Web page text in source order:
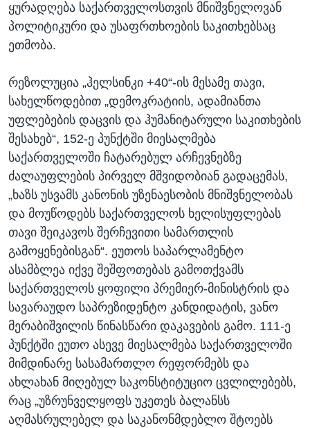
ყურადღება საქართველოსთვის მნიშვნელოვან
პოლიტიკური და უსაფრთხოების საკითხებსაც
ეთმობა.
რეზოლუცია „ჰელსინკი +40“-ის მესამე თავი,
სახელწოდებით „დემოკრატიის, ადამიანთა
უფლებების დაცვის და ჰუმანიტარული საკითხების
შესახებ“, 152-ე პუნქტში მიესალმება
საქართველოში ჩატარებულ არჩევნებზე
ძალაუფლების პირველ მშვიდობიან გადაცემას,
„ხაზს უსვამს კანონის უზენაესობის მნიშვნელობას
და მოუწოდებს საქართველოს ხელისუფლებას
თავი შეიკავოს შერჩევითი სამართლის
გამოყენებისგან“. ეუთოს საპარლამენტო
ასამბლეა იქვე შეშფოთებას გამოთქვამს
საქართველოს ყოფილი პრემიერ-მინისტრის და
სავარაუდო საპრეზიდენტო კანდიდატის, ვანო
მერაბიშვილის წინასწარი დაკავების გამო. 111-ე
პუნქტში ეუთო ასევე მიესალმება საქართველოში
მიმდინარე სასამართლო რეფორმებს და
ახლახან მიღებულ საკონსტიტუციო ცვლილებებს,
რაც „უზრუნველყოფს უკეთეს ბალანსს
აღმასრულებელ და საკანონმდებლო შტოებს